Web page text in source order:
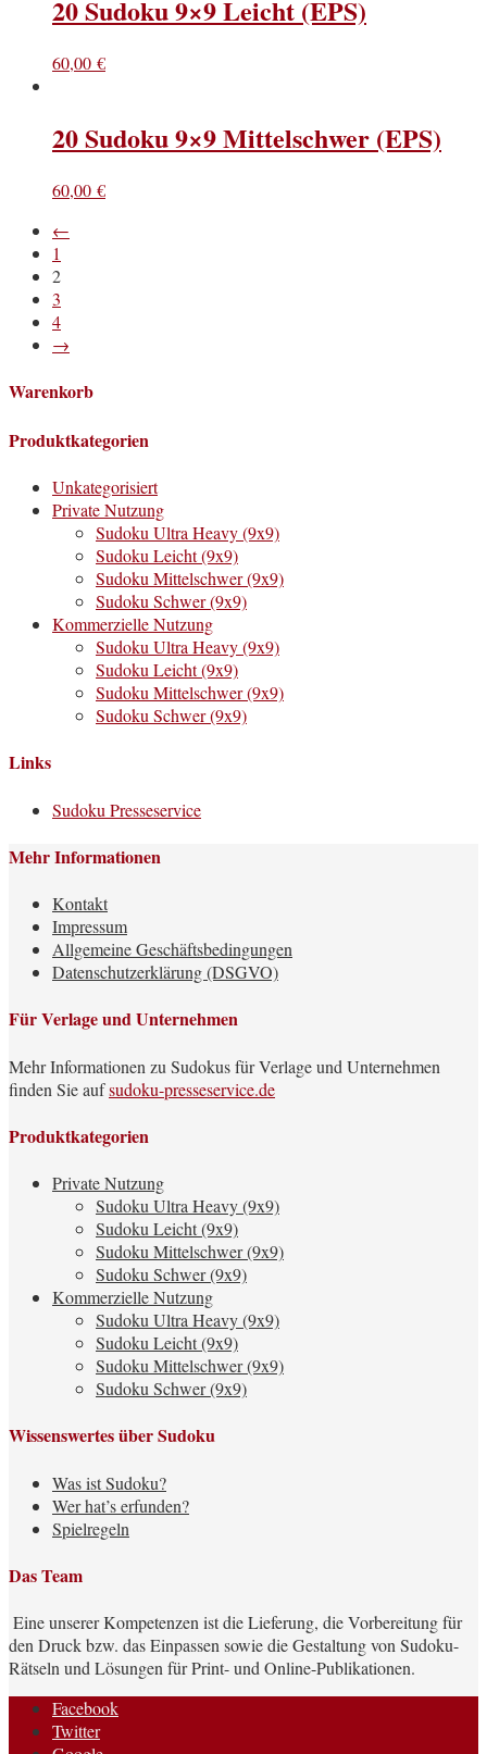
20 Sudoku 9×9 Leicht (EPS)
60,00 €
20 Sudoku 9×9 Mittelschwer (EPS)
60,00 €
←
1
2
3
4
→
Warenkorb
Produktkategorien
Unkategorisiert
Private Nutzung
Sudoku Ultra Heavy (9x9)
Sudoku Leicht (9x9)
Sudoku Mittelschwer (9x9)
Sudoku Schwer (9x9)
Kommerzielle Nutzung
Sudoku Ultra Heavy (9x9)
Sudoku Leicht (9x9)
Sudoku Mittelschwer (9x9)
Sudoku Schwer (9x9)
Links
Sudoku Presseservice
Mehr Informationen
Kontakt
Impressum
Allgemeine Geschäftsbedingungen
Datenschutzerklärung (DSGVO)
Für Verlage und Unternehmen
Mehr Informationen zu Sudokus für Verlage und Unternehmen
finden Sie aufsudoku-presseservice.de
Produktkategorien
Private Nutzung
Sudoku Ultra Heavy (9x9)
Sudoku Leicht (9x9)
Sudoku Mittelschwer (9x9)
Sudoku Schwer (9x9)
Kommerzielle Nutzung
Sudoku Ultra Heavy (9x9)
Sudoku Leicht (9x9)
Sudoku Mittelschwer (9x9)
Sudoku Schwer (9x9)
Wissenswertes über Sudoku
Was ist Sudoku?
Wer hat’s erfunden?
Spielregeln
Das Team
Eine unserer Kompetenzen ist die Lieferung, die Vorbereitung für
den Druck bzw. das Einpassen sowie die Gestaltung von Sudoku-
Rätseln und Lösungen für Print- und Online-Publikationen.
Facebook
Twitter